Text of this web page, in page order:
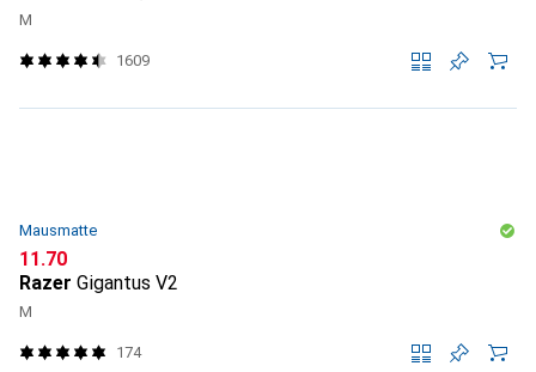
M
1609
Mausmatte
CHF
11.70
Razer Gigantus V2
M
174